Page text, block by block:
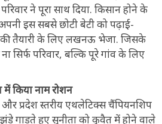
ने पूरा साथ दिया. किसान होने के
इस सबसे छोटी बेटी को पढ़ाई-
तैयारी के लिए लखनऊ भेजा. जिसके
सिर्फ परिवार, बल्कि पूरे गांव के लिए
किया नाम रोशन
प्रदेश स्तरीय एथलेटिक्स चैंपियनशिप
झंडे गाड़ते हुए सुनीता को कुवैत में होने वाले